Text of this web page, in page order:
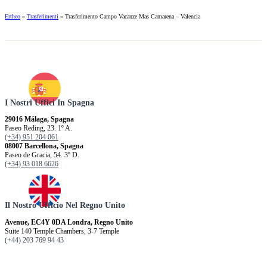
Ertheo » Trasferimenti » Trasferimento Campo Vacanze Mas Camarena – Valencia
I Nostri Uffici In Spagna
29016 Málaga, Spagna
Paseo Reding, 23. 1º A.
(+34) 951 204 061
08007 Barcellona, ​​Spagna
Paseo de Gracia, 54. 3º D.
(+34) 93 018 6626
Il Nostro Ufficio Nel Regno Unito
Avenue, EC4Y 0DA Londra, Regno Unito
Suite 140 Temple Chambers, 3-7 Temple
(+44) 203 769 94 43